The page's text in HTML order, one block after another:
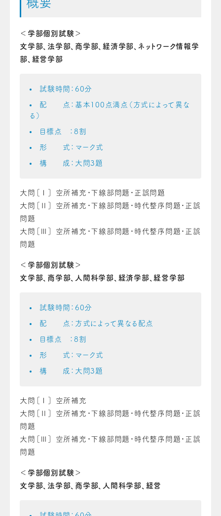
概要
＜学部個別試験＞
文学部、法学部、商学部、経済学部、ネットワーク情報学
部、経営学部
試験時間：60分
配 点：基本100点満点（方式によって異な
る）
目標点 ：8割
形 式：マーク式
構 成：大問3題
大問［Ⅰ］ 空所補充・下線部問題・正誤問題
大問［Ⅱ］ 空所補充・下線部問題・時代整序問題・正誤
問題
大問［Ⅲ］ 空所補充・下線部問題・時代整序問題・正誤
問題
＜学部個別試験＞
文学部、商学部、人間科学部、経済学部、経営学部
試験時間：60分
配 点：方式によって異なる配点
目標点 ：8割
形 式：マーク式
構 成：大問3題
大問［Ⅰ］ 空所補充
大問［Ⅱ］ 空所補充・下線部問題・時代整序問題・正誤
問題
大問［Ⅲ］ 空所補充・下線部問題・時代整序問題・正誤
問題
＜学部個別試験＞
文学部、法学部、商学部、人間科学部、経営